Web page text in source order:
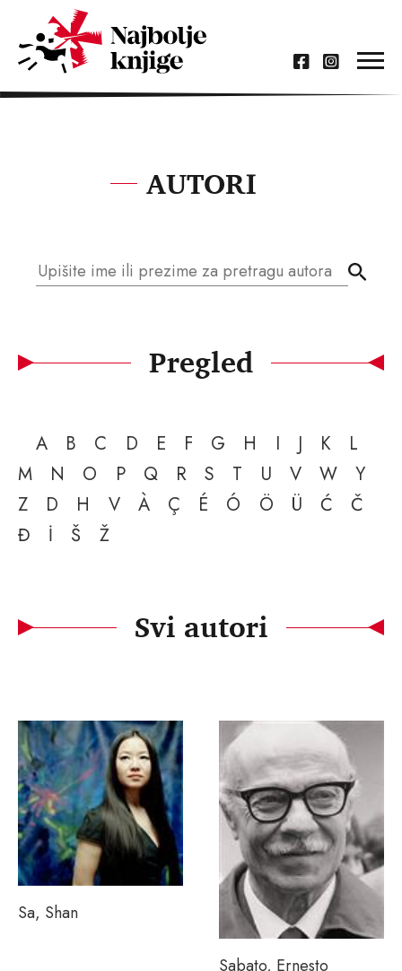
AUTORI
Pregled
A B C D E F G H I J K
L
M
N O P Q R S T U V W
Y
Z
D H V À Ç É Ó Ö Ü Ć
Č
Đ
İ Š Ž
Svi autori
Sa, Shan
Sabato, Ernesto